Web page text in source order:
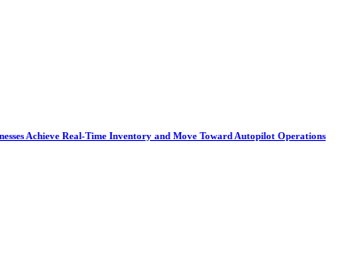
Achieve Real-Time Inventory and Move Toward Autopilot Operations